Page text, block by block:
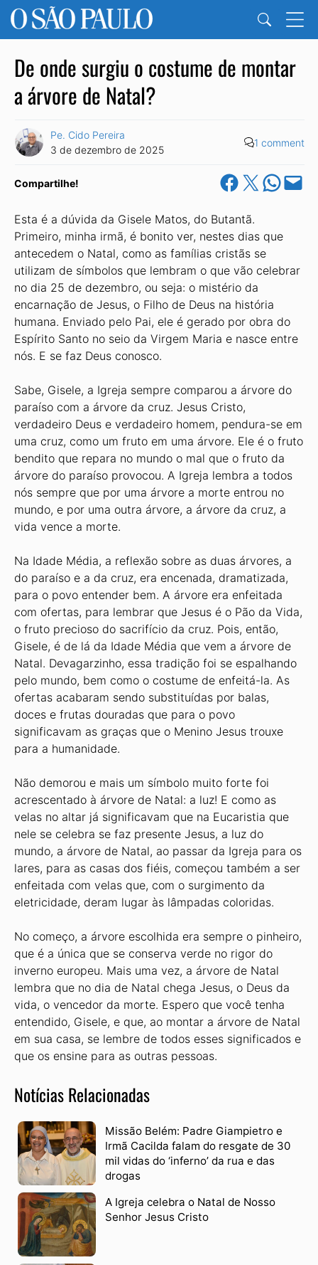
De onde surgiu o costume de montar
a árvore de Natal?
Pe. Cido Pereira
3 de dezembro de 2025
1 comment
Compartilhe! Share on Facebook
Share on X Share on
Email this
Esta é a dúvida da Gisele Matos, do Butantã.
Primeiro, minha irmã, é bonito ver, nestes dias que
antecedem o Natal, como as famílias cristãs se
utilizam de símbolos que lembram o que vão celebrar
no dia 25 de dezembro, ou seja: o mistério da
encarnação de Jesus, o Filho de Deus na história
humana. Enviado pelo Pai, ele é gerado por obra do
Espírito Santo no seio da Virgem Maria e nasce entre
nós. E se faz Deus conosco.
Sabe, Gisele, a Igreja sempre comparou a árvore do
paraíso com a árvore da cruz. Jesus Cristo,
verdadeiro Deus e verdadeiro homem, pendura-se em
uma cruz, como um fruto em uma árvore. Ele é o fruto
bendito que repara no mundo o mal que o fruto da
árvore do paraíso provocou. A Igreja lembra a todos
nós sempre que por uma árvore a morte entrou no
mundo, e por uma outra árvore, a árvore da cruz, a
vida vence a morte.
Na Idade Média, a reflexão sobre as duas árvores, a
do paraíso e a da cruz, era encenada, dramatizada,
para o povo entender bem. A árvore era enfeitada
com ofertas, para lembrar que Jesus é o Pão da Vida,
o fruto precioso do sacrifício da cruz. Pois, então,
Gisele, é de lá da Idade Média que vem a árvore de
Natal. Devagarzinho, essa tradição foi se espalhando
pelo mundo, bem como o costume de enfeitá-la. As
ofertas acabaram sendo substituídas por balas,
doces e frutas douradas que para o povo
significavam as graças que o Menino Jesus trouxe
para a humanidade.
Não demorou e mais um símbolo muito forte foi
acrescentado à árvore de Natal: a luz! E como as
velas no altar já significavam que na Eucaristia que
nele se celebra se faz presente Jesus, a luz do
mundo, a árvore de Natal, ao passar da Igreja para os
lares, para as casas dos fiéis, começou também a ser
enfeitada com velas que, com o surgimento da
eletricidade, deram lugar às lâmpadas coloridas.
No começo, a árvore escolhida era sempre o pinheiro,
que é a única que se conserva verde no rigor do
inverno europeu. Mais uma vez, a árvore de Natal
lembra que no dia de Natal chega Jesus, o Deus da
vida, o vencedor da morte. Espero que você tenha
entendido, Gisele, e que, ao montar a árvore de Natal
em sua casa, se lembre de todos esses significados e
que os ensine para as outras pessoas.
Notícias Relacionadas
Missão Belém: Padre Giampietro e
Irmã Cacilda falam do resgate de 30
mil vidas do ‘inferno’ da rua e das
drogas
A Igreja celebra o Natal de Nosso
Senhor Jesus Cristo